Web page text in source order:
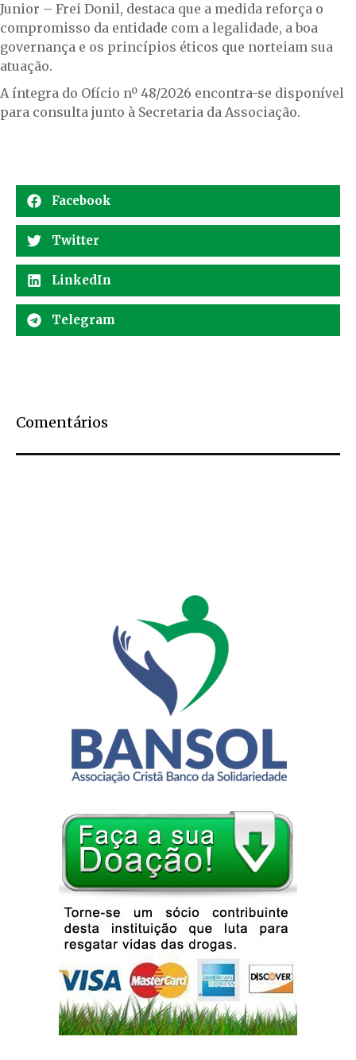
Junior – Frei Donil, destaca que a medida reforça o
compromisso da entidade com a legalidade, a boa
governança e os princípios éticos que norteiam sua
atuação.
A íntegra do Ofício nº 48/2026 encontra-se disponível
para consulta junto à Secretaria da Associação.
Facebook
Twitter
LinkedIn
Telegram
Comentários